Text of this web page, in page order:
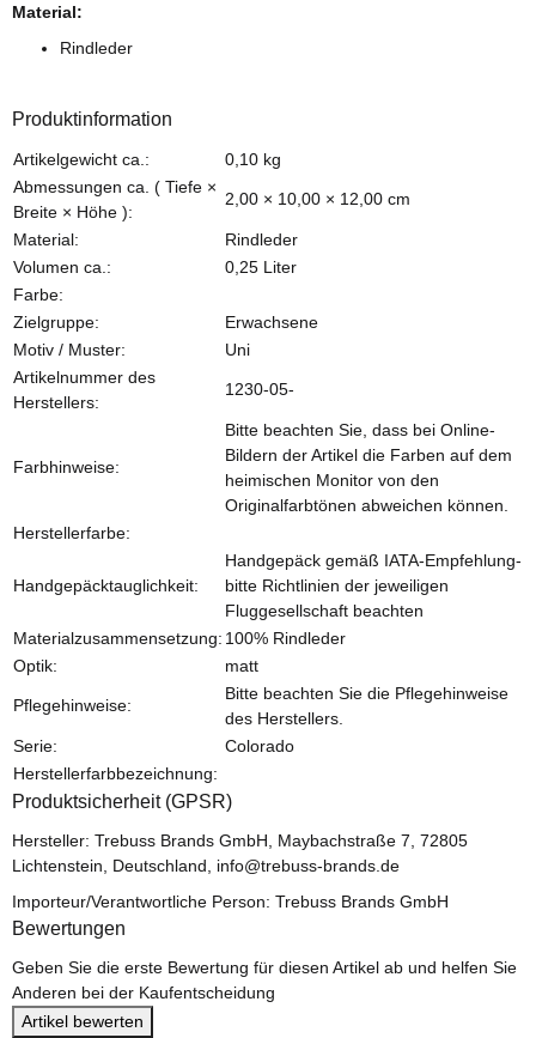
Material:
Rindleder
Produktinformation
Produkteigenschaft
Wert
Artikelgewicht ca.: 0,10 kg
Abmessungen ca. ( Tiefe ×
Breite × Höhe ):
2,00 × 10,00 × 12,00 cm
Material:
Rindleder
Volumen ca.:
0,25 Liter
Farbe:
Zielgruppe:
Erwachsene
Motiv / Muster:
Uni
Artikelnummer des
Herstellers:
1230-05-
Farbhinweise:
Bitte beachten Sie, dass bei Online-
Bildern der Artikel die Farben auf dem
heimischen Monitor von den
Originalfarbtönen abweichen können.
Herstellerfarbe:
Handgepäcktauglichkeit:
Handgepäck gemäß IATA-Empfehlung-
bitte Richtlinien der jeweiligen
Fluggesellschaft beachten
Materialzusammensetzung: 100% Rindleder
Optik:
matt
Pflegehinweise:
Bitte beachten Sie die Pflegehinweise
des Herstellers.
Serie:
Colorado
Herstellerfarbbezeichnung:
Produktsicherheit (GPSR)
Hersteller: Trebuss Brands GmbH, Maybachstraße 7, 72805
Lichtenstein, Deutschland, info@trebuss-brands.de
Importeur/Verantwortliche Person: Trebuss Brands GmbH
Bewertungen
Geben Sie die erste Bewertung für diesen Artikel ab und helfen Sie
Anderen bei der Kaufentscheidung
Artikel bewerten